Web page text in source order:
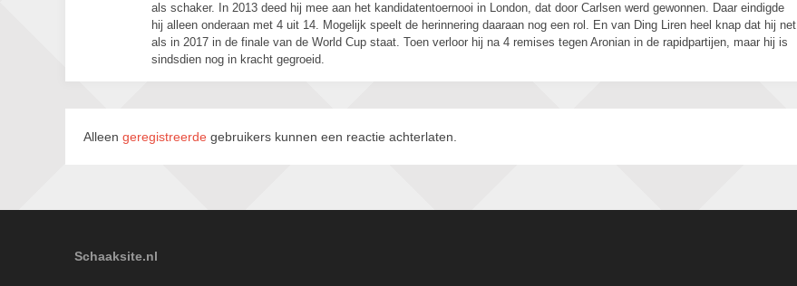
als schaker. In 2013 deed hij mee aan het kandidatentoernooi in London, dat door Carlsen werd gewonnen. Daar eindigde
hij alleen onderaan met 4 uit 14. Mogelijk speelt de herinnering daaraan nog een rol. En van Ding Liren heel knap dat hij net
als in 2017 in de finale van de World Cup staat. Toen verloor hij na 4 remises tegen Aronian in de rapidpartijen, maar hij is
sindsdien nog in kracht gegroeid.
Alleen geregistreerde gebruikers kunnen een reactie achterlaten.
Schaaksite.nl